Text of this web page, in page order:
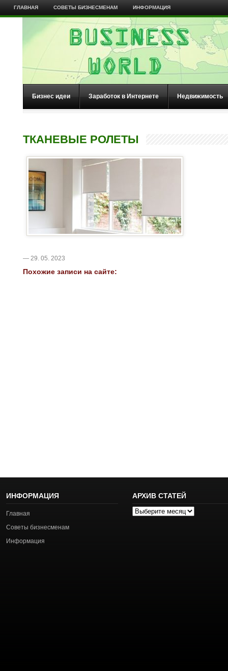
ГЛАВНАЯ СОВЕТЫ БИЗНЕСМЕНАМ ИНФОРМАЦИЯ
Бизнес идеи Заработок в Интернете Недвижимость
ТКАНЕВЫЕ РОЛЕТЫ
— 29. 05. 2023
Похожие записи на сайте:
ИНФОРМАЦИЯ
Главная
Советы бизнесменам
Информация
АРХИВ СТАТЕЙ
Архив